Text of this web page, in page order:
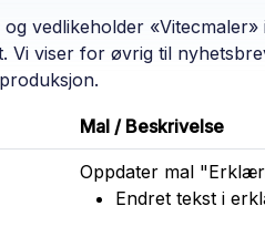
vedlikeholder
Vi viser for øvrig til
Mal / Beskrivelse
Oppdater mal
Endret tekst i